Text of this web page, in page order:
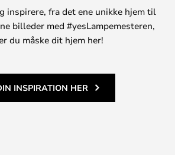
inspirere, fra det ene unikke hjem til
billeder med #yesLampemesteren,
du måske dit hjem her!
INSPIRATION HER